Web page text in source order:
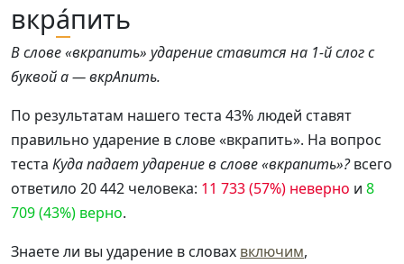
вкра́пить
В слове «вкрапить» ударение ставится на 1-й слог с
буквой а — вкрАпить.
По результатам нашего теста 43% людей ставят
правильно ударение в слове «вкрапить». На вопрос
теста Куда падает ударение в слове «вкрапить»?всего
ответило 20 442 человека: 11 733 (57%) неверно и 8
709 (43%) верно.
Знаете ли вы ударение в словах включим,